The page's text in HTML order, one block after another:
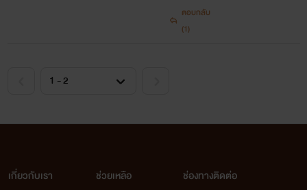
ตอบกลับ
(1)
เกี่ยวกับเรา
ช่วยเหลือ
ช่องทางติดต่อ